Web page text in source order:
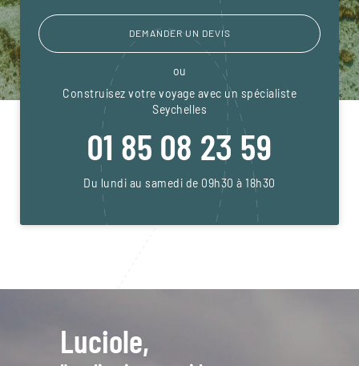
DEMANDER UN DEVIS
ou
Construisez votre voyage avec un spécialiste
Seychelles
01 85 08 23 59
Du lundi au samedi de 09h30 à 18h30
Luciole,